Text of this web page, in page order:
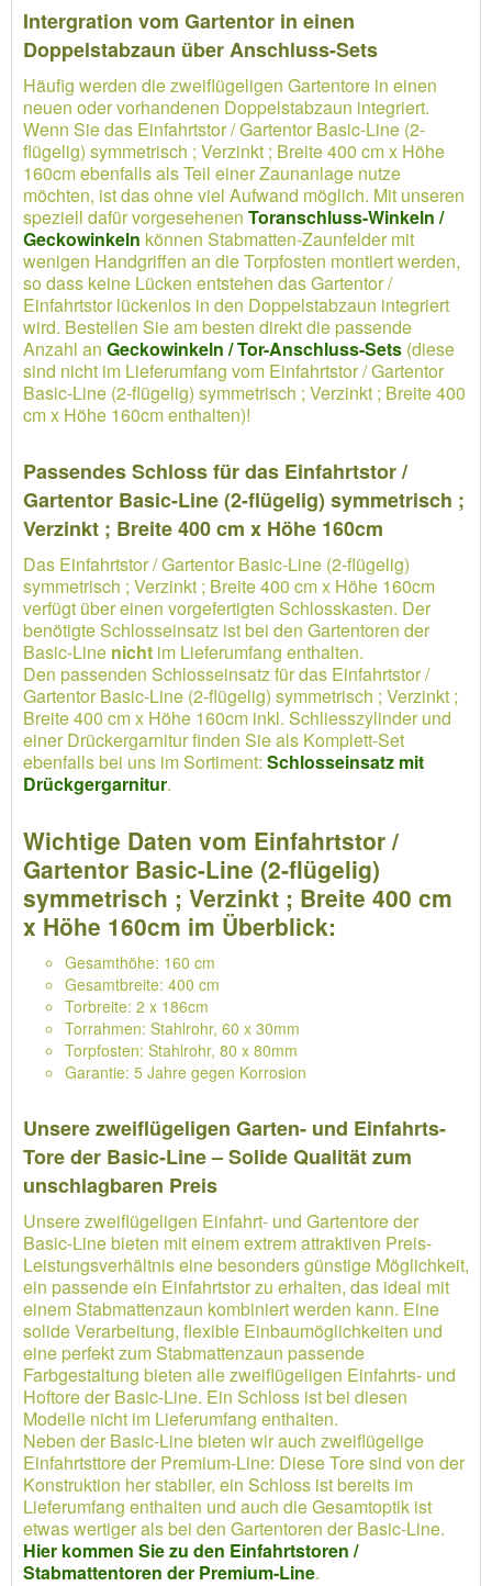
Intergration vom Gartentor in einen
Doppelstabzaun über Anschluss-Sets
Häufig werden die zweiflügeligen Gartentore in einen
neuen oder vorhandenen Doppelstabzaun integriert.
Wenn Sie das Einfahrtstor / Gartentor Basic-Line (2-
flügelig) symmetrisch ; Verzinkt ; Breite 400 cm x Höhe
160cm ebenfalls als Teil einer Zaunanlage nutze
möchten, ist das ohne viel Aufwand möglich. Mit unseren
speziell dafür vorgesehenen Toranschluss-Winkeln /
Geckowinkeln können Stabmatten-Zaunfelder mit
wenigen Handgriffen an die Torpfosten montiert werden,
so dass keine Lücken entstehen das Gartentor /
Einfahrtstor lückenlos in den Doppelstabzaun integriert
wird. Bestellen Sie am besten direkt die passende
Anzahl an Geckowinkeln / Tor-Anschluss-Sets (diese
sind nicht im Lieferumfang vom Einfahrtstor / Gartentor
Basic-Line (2-flügelig) symmetrisch ; Verzinkt ; Breite 400
cm x Höhe 160cm enthalten)!
Passendes Schloss für das Einfahrtstor /
Gartentor Basic-Line (2-flügelig) symmetrisch ;
Verzinkt ; Breite 400 cm x Höhe 160cm
Das Einfahrtstor / Gartentor Basic-Line (2-flügelig)
symmetrisch ; Verzinkt ; Breite 400 cm x Höhe 160cm
verfügt über einen vorgefertigten Schlosskasten. Der
benötigte Schlosseinsatz ist bei den Gartentoren der
Basic-Line nicht im Lieferumfang enthalten.
Den passenden Schlosseinsatz für das Einfahrtstor /
Gartentor Basic-Line (2-flügelig) symmetrisch ; Verzinkt ;
Breite 400 cm x Höhe 160cm inkl. Schliesszylinder und
einer Drückergarnitur finden Sie als Komplett-Set
ebenfalls bei uns im Sortiment: Schlosseinsatz mit
Drückgergarnitur.
Wichtige Daten vom Einfahrtstor /
Gartentor Basic-Line (2-flügelig)
symmetrisch ; Verzinkt ; Breite 400 cm
x Höhe 160cm im Überblick:
Gesamthöhe: 160 cm
Gesamtbreite: 400 cm
Torbreite: 2 x 186cm
Torrahmen: Stahlrohr, 60 x 30mm
Torpfosten: Stahlrohr, 80 x 80mm
Garantie: 5 Jahre gegen Korrosion
Unsere zweiflügeligen Garten- und Einfahrts-
Tore der Basic-Line – Solide Qualität zum
unschlagbaren Preis
Unsere zweiflügeligen Einfahrt- und Gartentore der
Basic-Line bieten mit einem extrem attraktiven Preis-
Leistungsverhältnis eine besonders günstige Möglichkeit,
ein passende ein Einfahrtstor zu erhalten, das ideal mit
einem Stabmattenzaun kombiniert werden kann. Eine
solide Verarbeitung, flexible Einbaumöglichkeiten und
eine perfekt zum Stabmattenzaun passende
Farbgestaltung bieten alle zweiflügeligen Einfahrts- und
Hoftore der Basic-Line. Ein Schloss ist bei diesen
Modelle nicht im Lieferumfang enthalten.
Neben der Basic-Line bieten wir auch zweiflügelige
Einfahrtsttore der Premium-Line: Diese Tore sind von der
Konstruktion her stabiler, ein Schloss ist bereits im
Lieferumfang enthalten und auch die Gesamtoptik ist
etwas wertiger als bei den Gartentoren der Basic-Line.
Hier kommen Sie zu den Einfahrtstoren /
Stabmattentoren der Premium-Line.